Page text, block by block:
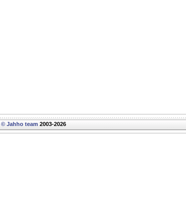
© Jahho team 2003-2026